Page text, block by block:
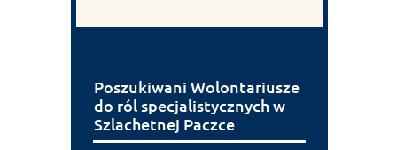
Poszukiwani Wolontariusze
do ról specjalistycznych w
Szlachetnej Paczce